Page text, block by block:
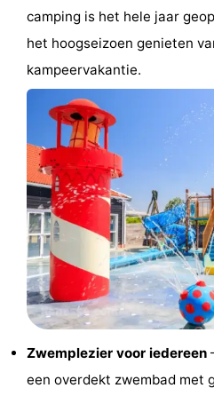
Musea
Monumenten
Kerken
Molens
Uitkijkpunten
Attracties
Rondvaarten
Speeltuinen
Bowlen
camping is het hele jaar
het hoogseizoen genieten
kampeervakantie.
Zwemplezier voor iedereen
een overdekt zwembad met